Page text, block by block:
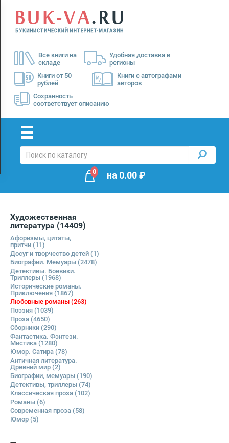
Все книги на
складе
Удобная доставка в
регионы
Книги от 50
рублей
Книги с автографами
авторов
Сохранность
соответствует описанию
Menu
Доставка
Оплата
0 на 0.00₽
Художественная
литература (14409)
Афоризмы, цитаты,
притчи (11)
Досуг и творчество детей (1)
Биографии. Мемуары (2478)
Детективы. Боевики.
Триллеры (1968)
Исторические романы.
Приключения (1867)
Любовные романы (263)
Поэзия (1039)
Проза (4650)
Сборники (290)
Фантастика. Фэнтези.
Мистика (1280)
Юмор. Сатира (78)
Античная литература.
Древний мир (2)
Биографии, мемуары (190)
Детективы, триллеры (74)
Классическая проза (102)
Романы (6)
Современная проза (58)
Юмор (5)